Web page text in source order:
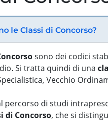
le Classi di Concorso?
sono dei codici
Si tratta quindi di una
Vecchio
percorso di studi
di Concorso, che si